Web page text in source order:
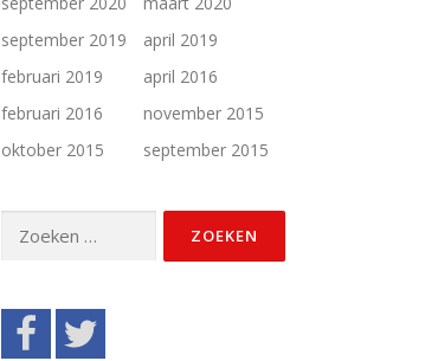
september 2019
april 2019
februari 2019
april 2016
februari 2016
november 2015
oktober 2015
september 2015
naar: